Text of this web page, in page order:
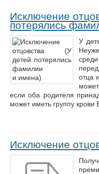
Исключение
потерялись
У
отца
если оба родителя
может иметь группу крови
Исключение